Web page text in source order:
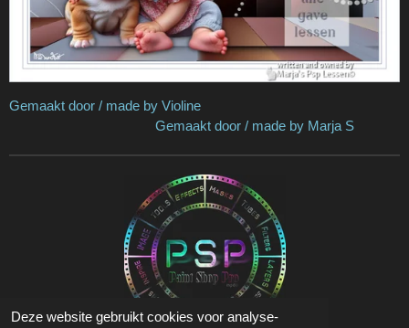
Deze website gebruikt cookies voor analyse-
Gemaakt door / made by Violine
Gemaakt door / made by Marja S